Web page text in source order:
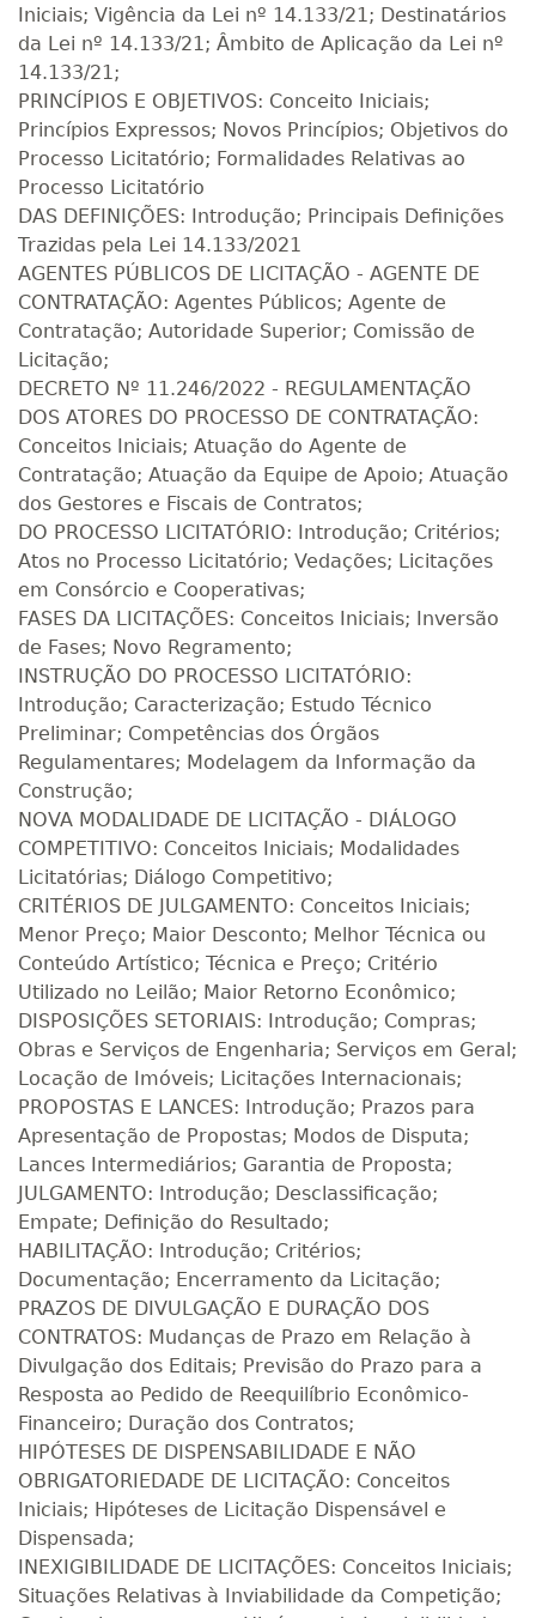
Iniciais; Vigência da Lei nº 14.133/21; Destinatários
da Lei nº 14.133/21; Âmbito de Aplicação da Lei nº
14.133/21;
PRINCÍPIOS E OBJETIVOS: Conceito Iniciais;
Princípios Expressos; Novos Princípios; Objetivos do
Processo Licitatório; Formalidades Relativas ao
Processo Licitatório
DAS DEFINIÇÕES: Introdução; Principais Definições
Trazidas pela Lei 14.133/2021
AGENTES PÚBLICOS DE LICITAÇÃO - AGENTE DE
CONTRATAÇÃO: Agentes Públicos; Agente de
Contratação; Autoridade Superior; Comissão de
Licitação;
DECRETO Nº 11.246/2022 - REGULAMENTAÇÃO
DOS ATORES DO PROCESSO DE CONTRATAÇÃO:
Conceitos Iniciais; Atuação do Agente de
Contratação; Atuação da Equipe de Apoio; Atuação
dos Gestores e Fiscais de Contratos;
DO PROCESSO LICITATÓRIO: Introdução; Critérios;
Atos no Processo Licitatório; Vedações; Licitações
em Consórcio e Cooperativas;
FASES DA LICITAÇÕES: Conceitos Iniciais; Inversão
de Fases; Novo Regramento;
INSTRUÇÃO DO PROCESSO LICITATÓRIO:
Introdução; Caracterização; Estudo Técnico
Preliminar; Competências dos Órgãos
Regulamentares; Modelagem da Informação da
Construção;
NOVA MODALIDADE DE LICITAÇÃO - DIÁLOGO
COMPETITIVO: Conceitos Iniciais; Modalidades
Licitatórias; Diálogo Competitivo;
CRITÉRIOS DE JULGAMENTO: Conceitos Iniciais;
Menor Preço; Maior Desconto; Melhor Técnica ou
Conteúdo Artístico; Técnica e Preço; Critério
Utilizado no Leilão; Maior Retorno Econômico;
DISPOSIÇÕES SETORIAIS: Introdução; Compras;
Obras e Serviços de Engenharia; Serviços em Geral;
Locação de Imóveis; Licitações Internacionais;
PROPOSTAS E LANCES: Introdução; Prazos para
Apresentação de Propostas; Modos de Disputa;
Lances Intermediários; Garantia de Proposta;
JULGAMENTO: Introdução; Desclassificação;
Empate; Definição do Resultado;
HABILITAÇÃO: Introdução; Critérios;
Documentação; Encerramento da Licitação;
PRAZOS DE DIVULGAÇÃO E DURAÇÃO DOS
CONTRATOS: Mudanças de Prazo em Relação à
Divulgação dos Editais; Previsão do Prazo para a
Resposta ao Pedido de Reequilíbrio Econômico-
Financeiro; Duração dos Contratos;
HIPÓTESES DE DISPENSABILIDADE E NÃO
OBRIGATORIEDADE DE LICITAÇÃO: Conceitos
Iniciais; Hipóteses de Licitação Dispensável e
Dispensada;
INEXIGIBILIDADE DE LICITAÇÕES: Conceitos Iniciais;
Situações Relativas à Inviabilidade da Competição;